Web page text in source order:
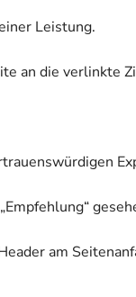
Leistung.
an die verlinkte
am